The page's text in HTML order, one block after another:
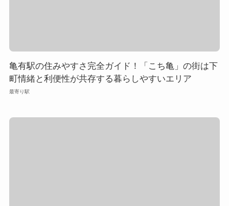
亀有駅の住みやすさ完全ガイド！「こち亀」の街は下
町情緒と利便性が共存する暮らしやすいエリア
最寄り駅